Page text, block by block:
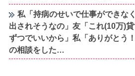
私「持病のせいで仕事ができな
出されそうなの」友「これ(10万)
ずつでいいから」私「ありがとう
の相談をした…